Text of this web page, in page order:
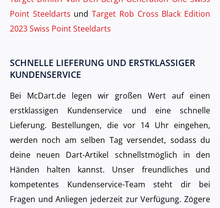
Point Steeldarts undTarget Rob Cross Black Edition
2023 Swiss Point Steeldarts
SCHNELLE LIEFERUNG UND ERSTKLASSIGER
KUNDENSERVICE
Bei McDart.de legen wir großen Wert auf einen
erstklassigen Kundenservice und eine schnelle
Lieferung. Bestellungen, die vor 14 Uhr eingehen,
werden noch am selben Tag versendet, sodass du
deine neuen Dart-Artikel schnellstmöglich in den
Händen halten kannst. Unser freundliches und
kompetentes Kundenservice-Team steht dir bei
Fragen und Anliegen jederzeit zur Verfügung. Zögere